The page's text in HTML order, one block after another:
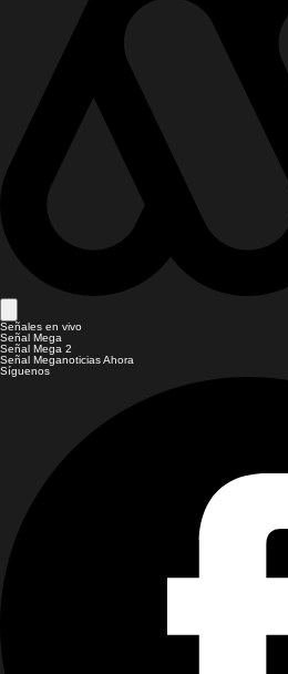
Señales en vivo
Señal Mega
Señal Mega 2
Señal Meganoticias Ahora
Síguenos